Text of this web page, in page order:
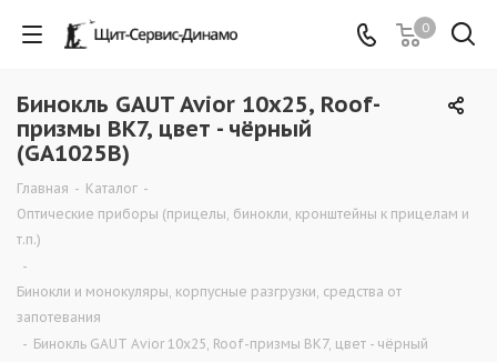
0
Бинокль GAUT Avior 10x25, Roof-
призмы BK7, цвет - чёрный
(GA1025B)
Главная - Каталог -
Оптические приборы (прицелы, бинокли, кронштейны к прицелам и
т.п.)
-
Бинокли и монокуляры, корпусные разгрузки, средства от
запотевания
- Бинокль GAUT Avior 10x25, Roof-призмы BK7, цвет - чёрный